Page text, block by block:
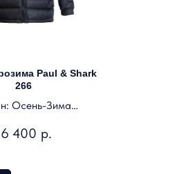
Paul & Shark
266
Осень-Зима
400 р.